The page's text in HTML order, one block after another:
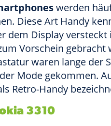
werden
Diese Art Handy
dem Display versteckt
Vorschein gebracht
waren lange der
Mode gekommen.
Retro-Handy
3310